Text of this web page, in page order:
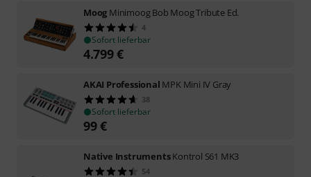
Moog Minimoog Bob Moog Tribute Ed.
4
Sofort lieferbar
4.799€
AKAI Professional MPK Mini IV Gray
38
Sofort lieferbar
99€
Native InstrumentsKontrol S61 MK3
54